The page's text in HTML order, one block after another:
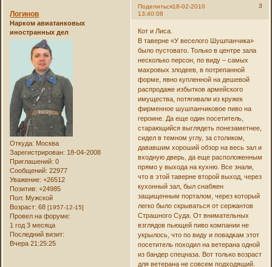
Поделиться 3
18-02-2010
13:40:08
Логинов
Нарком авиатанковых
иностранных дел
Откуда: Москва
Зарегистрирован: 18-04-2008
Приглашений: 0
Сообщений: 22977
Уважение: +26512
Позитив: +24985
Пол: Мужской
Возраст: 68[1957-12-15]
Провел на форуме:
1 год 3 месяца
Последний визит:
Вчера 21:25:25
Кот и Лиса.
В таверне «У веселого Шушпанчика»
было пустовато. Только в центре зала
несколько персон, по виду – самых
махровых злодеев, в потрепанной
форме, явно купленной на дешевой
распродаже избытков армейского
имущества, потягивали из кружек
фирменное шушпанчиковое пиво на
героине. Да еще один посетитель,
старающийся выглядеть понезаметнее,
сидел в темном углу, за столиком,
дававшим хороший обзор на весь зал и
входную дверь, да еще расположенным
прямо у выхода на кухню. Все знали,
что в этой таверне второй выход, через
кухонный зал, был снабжен
защищенным порталом, через который
легко было скрываться от сержантов
Страшного Суда. От внимательных
взглядов пьющей пиво компании не
укрылось, что по виду и повадкам этот
посетитель походил на ветерана одной
из бандер спецназа. Вот только возраст
для ветерана не совсем подходящий.